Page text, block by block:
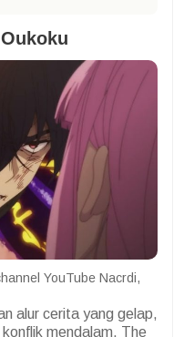
YouTube Nacrdi,
alur cerita yang gelap,
mendalam, The